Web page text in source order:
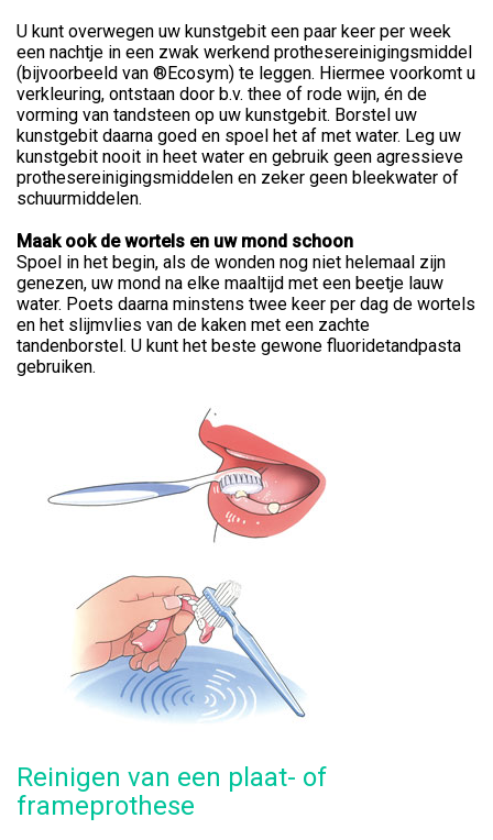
U kunt overwegen uw kunstgebit een paar keer per week
een nachtje in een zwak werkend prothesereinigingsmiddel
(bijvoorbeeld van ®Ecosym) te leggen. Hiermee voorkomt u
verkleuring, ontstaan door b.v. thee of rode wijn, én de
vorming van tandsteen op uw kunstgebit. Borstel uw
kunstgebit daarna goed en spoel het af met water. Leg uw
kunstgebit nooit in heet water en gebruik geen agressieve
prothesereinigingsmiddelen en zeker geen bleekwater of
schuurmiddelen.
Maak ook de wortels en uw mond schoon
Spoel in het begin, als de wonden nog niet helemaal zijn
genezen, uw mond na elke maaltijd met een beetje lauw
water. Poets daarna minstens twee keer per dag de wortels
en het slijmvlies van de kaken met een zachte
tandenborstel. U kunt het beste gewone fluoridetandpasta
gebruiken.
Reinigen van een plaat- of
frameprothese